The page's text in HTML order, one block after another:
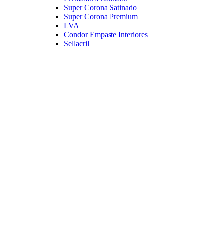
Super Corona Satinado
Super Corona Premium
LVA
Condor Empaste Interiores
Sellacril